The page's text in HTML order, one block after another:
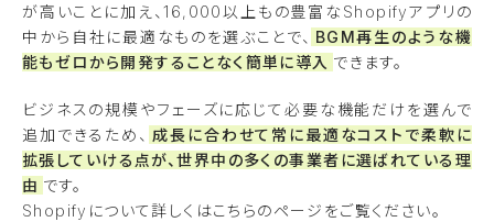
が高いことに加え、16,000以上もの豊富なShopifyアプリの
中から自社に最適なものを選ぶことで、 BGM再生のような機
能もゼロから開発することなく簡単に導入 できます。
ビジネスの規模やフェーズに応じて必要な機能だけを選んで
追加できるため、 成長に合わせて常に最適なコストで柔軟に
拡張していける点が、世界中の多くの事業者に選ばれている理
由 です。
Shopifyについて詳しくはこちらのページをご覧ください。